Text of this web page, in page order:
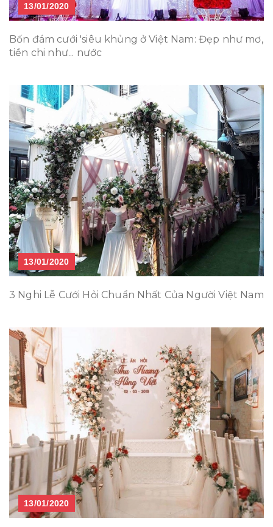
13/01/2020
Bốn đám cưới 'siêu khủng ở Việt Nam: Đẹp như mơ,
tiền chi như... nước
13/01/2020
3 Nghi Lễ Cưới Hỏi Chuẩn Nhất Của Người Việt Nam
13/01/2020